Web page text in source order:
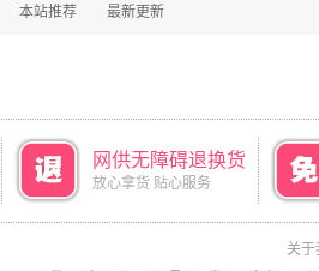
本站推荐 最新更新
网供无障碍退换货
放心拿货 贴心服务
关于